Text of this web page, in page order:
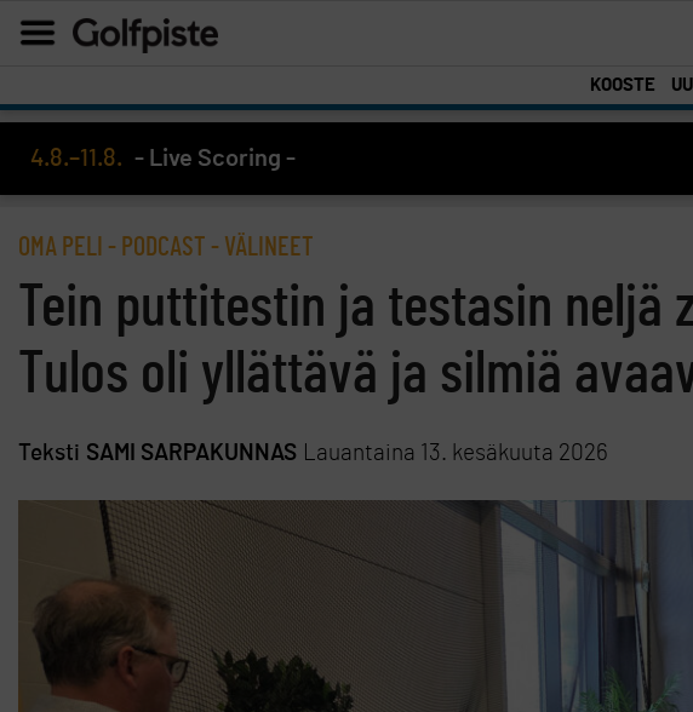
KOOSTE
4.8.–11.8. - Live Scoring -
OMA PELI - PODCAST - VÄLINEET
Tein puttitestin ja testasin neljä
Tulos oli yllättävä ja silmiä
Teksti SAMI SARPAKUNNAS Lauantaina 13. kesäkuuta 2026